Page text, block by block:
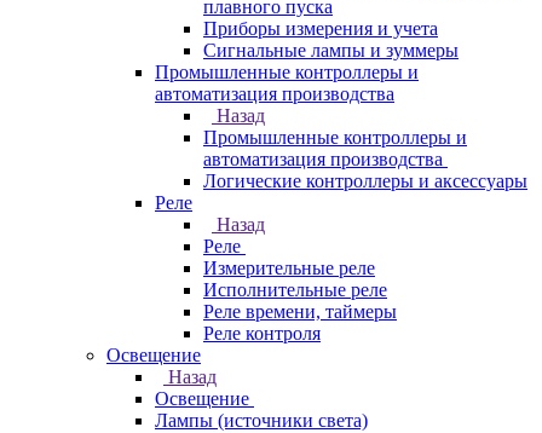
плавного пуска
Приборы измерения и учета
Сигнальные лампы и зуммеры
Промышленные контроллеры и
автоматизация производства
Назад
Промышленные контроллеры и
автоматизация производства
Логические контроллеры и аксессуары
Реле
Назад
Реле
Измерительные реле
Исполнительные реле
Реле времени, таймеры
Реле контроля
Освещение
Назад
Освещение
Лампы (источники света)